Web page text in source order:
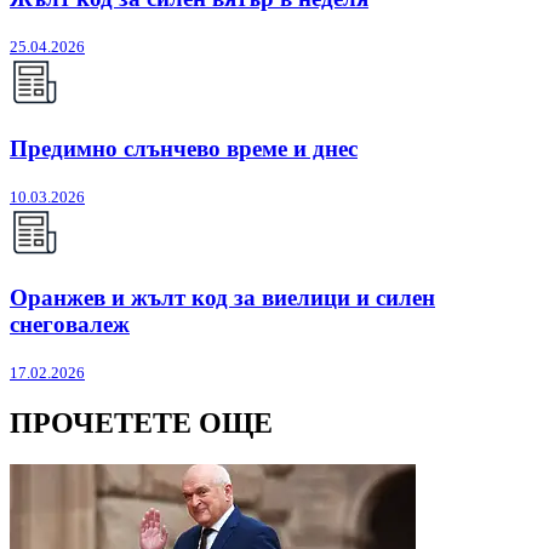
25.04.2026
Предимно слънчево време и днес
10.03.2026
Оранжев и жълт код за виелици и силен
снеговалеж
17.02.2026
ПРОЧЕТЕТЕ ОЩЕ